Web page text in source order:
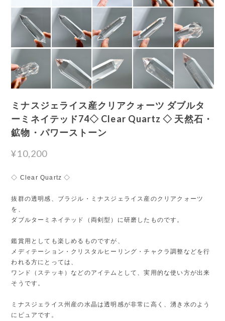
ミナスジェライス産クリアクォーツ ダブルタ
ーミネイテッド74◇ Clear Quartz ◇ 天然石・
鉱物・パワーストーン
¥10,200
◇ Clear Quartz ◇
抜群の透明感、ブラジル・ミナスジェライス産のクリアクォーツ
を、
ダブルターミネイテッド（両剣型）に研磨したものです。
鑑賞用としても楽しめるものですが、
メディテーション・クリスタルヒーリング・チャクラ調整などを行
われる方にとっては、
ワンド（ステッキ）などのアイテムとして、実用的な使い方が出来
そうです。
ミナスジェライス州産の水晶は透明感が非常に高く、湧き水のよう
にピュアです。